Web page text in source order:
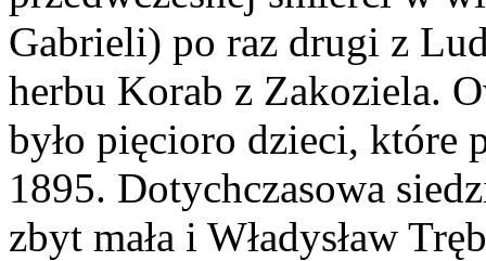
Gabrieli) po raz drugi z
herbu Korab z Zakoziela.
było pięcioro dzieci, które
1895. Dotychczasowa
zbyt mała i Władysław